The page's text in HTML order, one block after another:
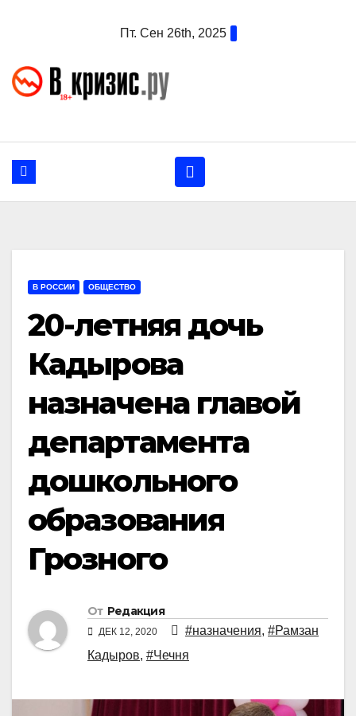
Пт. Сен 26th, 2025
В РОССИИ ОБЩЕСТВО
20-летняя дочь
Кадырова
назначена главой
департамента
дошкольного
образования
Грозного
От Редакция
ДЕК 12, 2020 #назначения, #Рамзан
Кадыров, #Чечня